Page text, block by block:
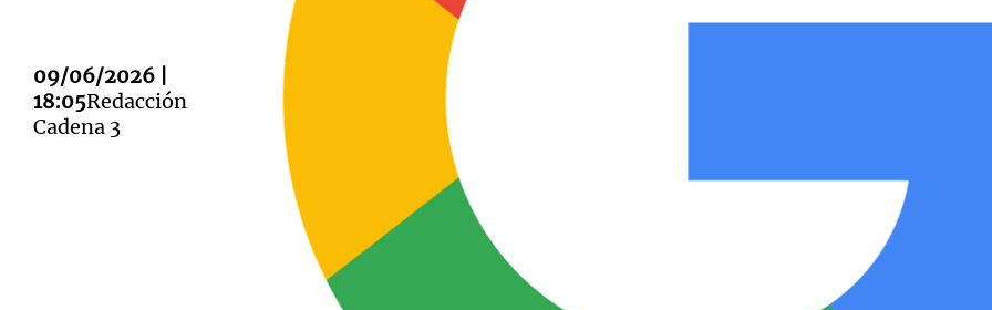
09/06/2026 |
18:05Redacción
Cadena 3
Notas
Editorial
Notas
Mundial 2026 La Sole en Cadena 3 Cadena 3